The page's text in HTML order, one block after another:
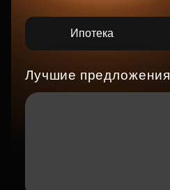
Ипотека
Лучшие предложения